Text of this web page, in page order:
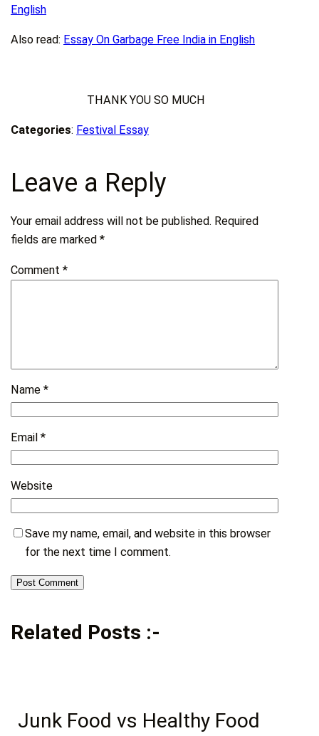
English
Also read: Essay On Garbage Free India in English
THANK YOU SO MUCH
Categories: Festival Essay
Leave a Reply
Your email address will not be published. Required
fields are marked*
Comment*
Name*
Email*
Website
Save my name, email, and website in this browser
for the next time I comment.
Related Posts :-
Junk Food vs Healthy Food